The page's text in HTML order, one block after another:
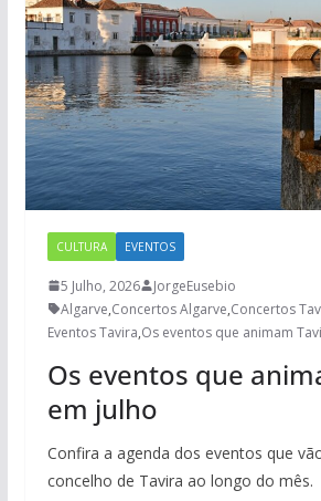
CULTURA EVENTOS
5 Julho, 2026
JorgeEusebio
Algarve,Concertos Algarve,Concertos
Eventos Tavira,Os eventos que animam
Os eventos que
em julho
Confira a agenda dos eventos que
concelho de Tavira ao longo do mês.